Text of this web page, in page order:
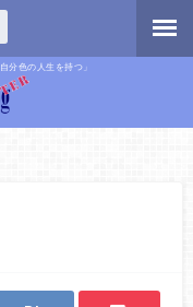
分色の人生を持つ」